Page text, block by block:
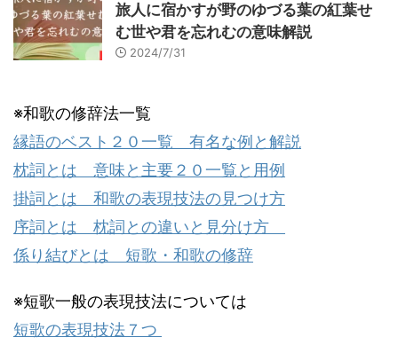
旅人に宿かすが野のゆづる葉の紅葉せ
む世や君を忘れむの意味解説
2024/7/31
※和歌の修辞法一覧
縁語のベスト２０一覧 有名な例と解説
枕詞とは 意味と主要２０一覧と用例
掛詞とは 和歌の表現技法の見つけ方
序詞とは 枕詞との違いと見分け方
係り結びとは 短歌・和歌の修辞
※短歌一般の表現技法については
短歌の表現技法７つ